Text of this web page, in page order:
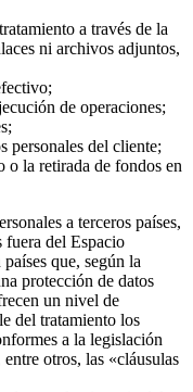
a través de la
ni archivos adjuntos,
de operaciones;
personales del cliente;
o la retirada de fondos en
a terceros países,
fuera del Espacio
que, según la
protección de datos
un nivel de
del tratamiento los
a la legislación
otros, las «cláusulas